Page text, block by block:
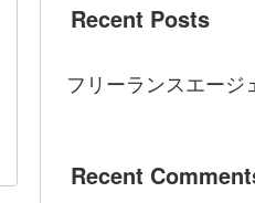
Recent Posts
フリーランスエージ
Recent